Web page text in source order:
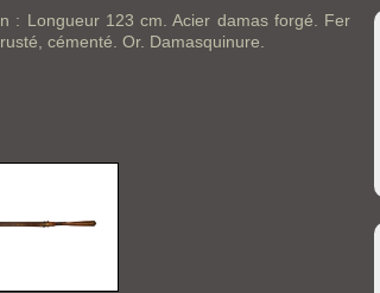
: Longueur 123 cm. Acier damas forgé. Fer
cémenté. Or. Damasquinure.